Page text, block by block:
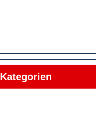
Kategorien